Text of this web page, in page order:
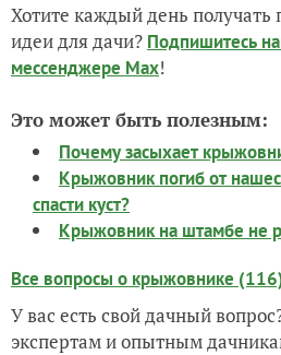
Хотите каждый день получать
идеи для дачи? Подпишитесь
мессенджере Max!
Это может быть полезным:
Почему засыхает
Крыжовник погиб от
спасти куст?
Крыжовник на штамбе не
Все вопросы о крыжовнике
У вас есть свой дачный
экспертам и опытным